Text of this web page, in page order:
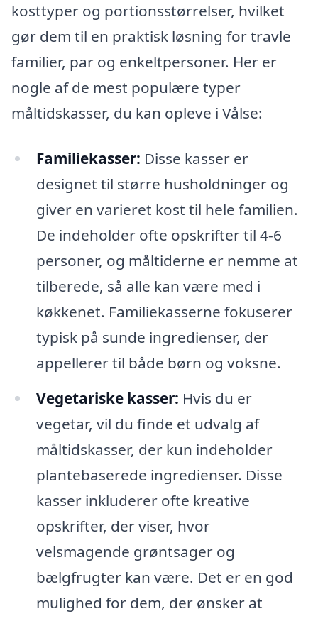
kosttyper og portionsstørrelser, hvilket
gør dem til en praktisk løsning for travle
familier, par og enkeltpersoner. Her er
nogle af de mest populære typer
måltidskasser, du kan opleve i Vålse:
Familiekasser: Disse kasser er
designet til større husholdninger og
giver en varieret kost til hele familien.
De indeholder ofte opskrifter til 4-6
personer, og måltiderne er nemme at
tilberede, så alle kan være med i
køkkenet. Familiekasserne fokuserer
typisk på sunde ingredienser, der
appellerer til både børn og voksne.
Vegetariske kasser: Hvis du er
vegetar, vil du finde et udvalg af
måltidskasser, der kun indeholder
plantebaserede ingredienser. Disse
kasser inkluderer ofte kreative
opskrifter, der viser, hvor
velsmagende grøntsager og
bælgfrugter kan være. Det er en god
mulighed for dem, der ønsker at